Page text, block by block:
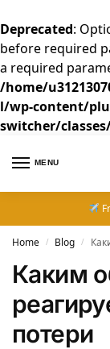
Deprecated:
before required
a required
/home/
l/wp-content/
switcher/
MENU
Home / Blog /
Каким
потери